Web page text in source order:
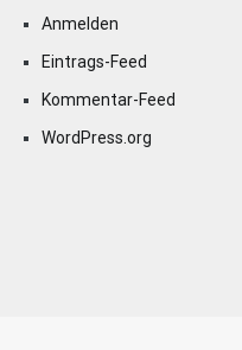
Anmelden
Eintrags-Feed
Kommentar-Feed
WordPress.org